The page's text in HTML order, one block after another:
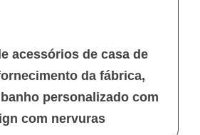
acessórios de casa de
da fábrica,
personalizado com
com nervuras